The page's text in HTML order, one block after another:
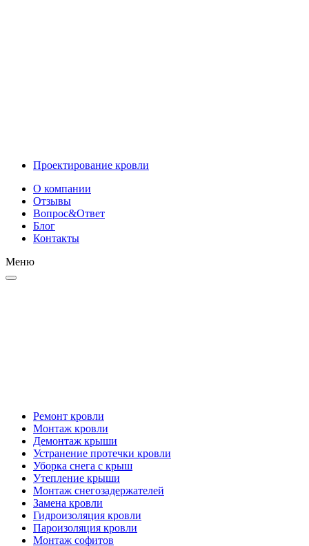
Проектирование кровли
О компании
Отзывы
Вопрос&Ответ
Блог
Контакты
Меню
Ремонт кровли
Монтаж кровли
Демонтаж крыши
Устранение протечки кровли
Уборка снега с крыш
Утепление крыши
Монтаж снегозадержателей
Замена кровли
Гидроизоляция кровли
Пароизоляция кровли
Монтаж софитов